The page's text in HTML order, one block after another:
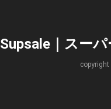
Supsale｜スー
copyright